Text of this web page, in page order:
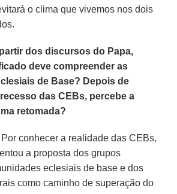
o clima que vivemos nos dois
partir dos discursos do Papa,
deve compreender as
de Base? Depois de
das CEBs, percebe a
retomada?
Por conhecer a realidade das CEBs,
a proposta dos grupos
eclesiais de base e dos
como caminho de superação do